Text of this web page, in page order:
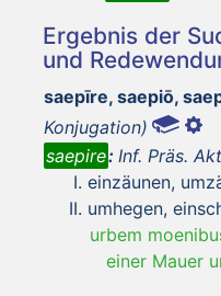
Ergebnis der
und
saepīre, saepiō,
Konjugation)
saepire: Inf. Präs.
einzäunen,
umhegen,
urbem
einer Mauer